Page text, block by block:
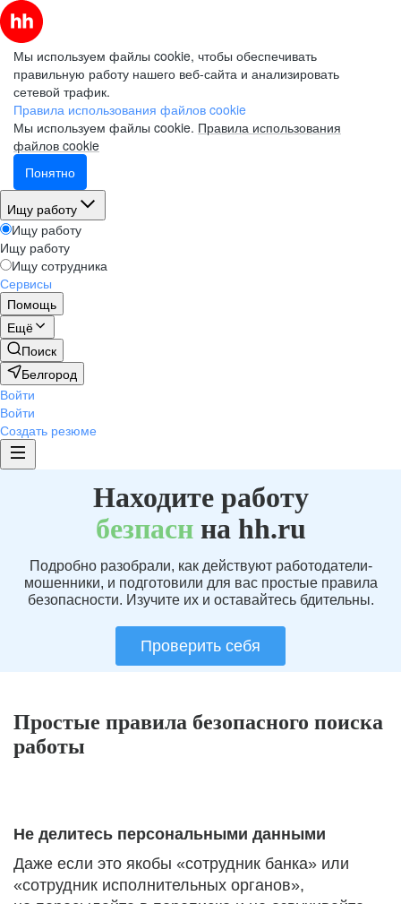
Мы используем файлы cookie, чтобы обеспечивать
правильную работу нашего веб-сайта и анализировать
сетевой трафик.
Правила использования файлов cookie
Мы используем файлы cookie. Правила использования
файлов cookie
Понятно
Ищу работу
Ищу работу
Ищу работу
Ищу сотрудника
Сервисы
Помощь
Ещё
Поиск
Белгород
Войти
Войти
Создать резюме
Находите работу
безпаснна hh.ru
Подробно разобрали, как действуют работодатели-
мошенники, и подготовили для вас простые правила
безопасности. Изучите их и оставайтесь бдительны.
Проверить себя
Простые правила безопасного поиска
работы
Не делитесь персональными данными
Даже если это якобы «сотрудник банка» или
«сотрудник исполнительных органов»,